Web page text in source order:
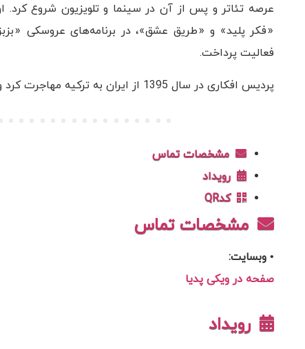
عرصه تئاتر و پس از آن در سینما و تلویزیون شروع کرد.
«فکر پلید» و «طریق عشق»، در برنامه‌های عروسکی
فعالیت پرداخت.
پردیس افکاری در سال 1395 از ایران به ترکیه مهاجرت کرد و سپس به شبکه جم پیوست.
مشخصات تماس
رویداد
کدQR
مشخصات تماس
• وبسایت:
صفحه در ویکی پدیا
رویداد